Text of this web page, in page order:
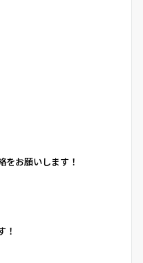
をお願いします！
！